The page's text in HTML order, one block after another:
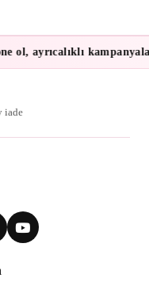
ayrıcalıklı kampanyalar
iade